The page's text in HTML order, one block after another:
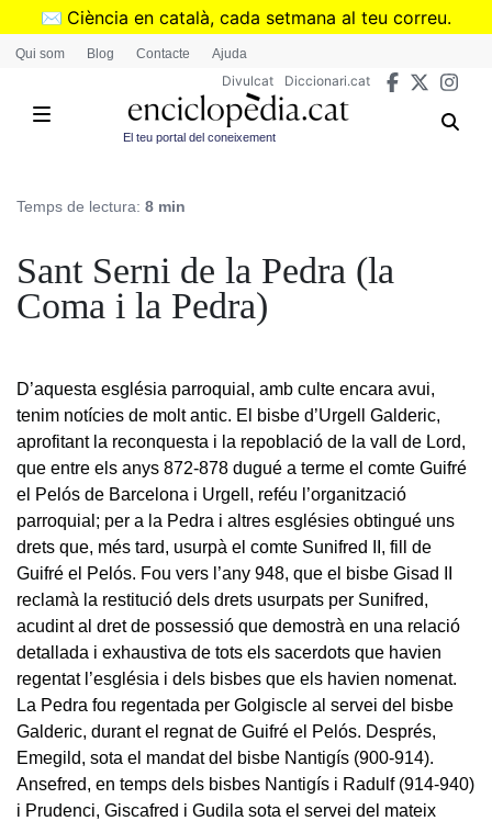
Vés
✉️ Ciència en català, cada setmana al teu correu.
➜Subscriu-te al butlletí de Divulcat
Qui som Blog Contacte Ajuda
Divulcat Diccionari.cat
El teu portal del coneixement
Temps de lectura: 8 min
Sant Serni de la Pedra (la
Coma i la Pedra)
D’aquesta església parroquial, amb culte encara avui,
tenim notícies de molt antic. El bisbe d’Urgell Galderic,
aprofitant la reconquesta i la repoblació de la vall de Lord,
que entre els anys 872-878 dugué a terme el comte Guifré
el Pelós de Barcelona i Urgell, reféu l’organització
parroquial; per a la Pedra i altres esglésies obtingué uns
drets que, més tard, usurpà el comte Sunifred II, fill de
Guifré el Pelós. Fou vers l’any 948, que el bisbe Gisad II
reclamà la restitució dels drets usurpats per Sunifred,
acudint al dret de possessió que demostrà en una relació
detallada i exhaustiva de tots els sacerdots que havien
regentat l’església i dels bisbes que els havien nomenat.
La Pedra fou regentada per Golgiscle al servei del bisbe
Galderic, durant el regnat de Guifré el Pelós. Després,
Emegild, sota el mandat del bisbe Nantigís (900-914).
Ansefred, en temps dels bisbes Nantigís i Radulf (914-940)
i Prudenci, Giscafred i Gudila sota el servei del mateix